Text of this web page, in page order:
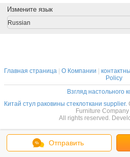
Отправить
Измените язык
Russian
Главная страница О Компании
Policy
Взгляд настольного
Китай стул раковины стеклоткани supplier.
Furniture
All rights reserved.